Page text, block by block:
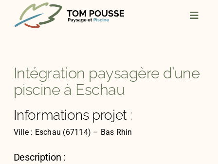
content
Intégration paysagère d’une
piscine à Eschau
Informations projet :
Ville : Eschau (67114) – Bas Rhin
Description :